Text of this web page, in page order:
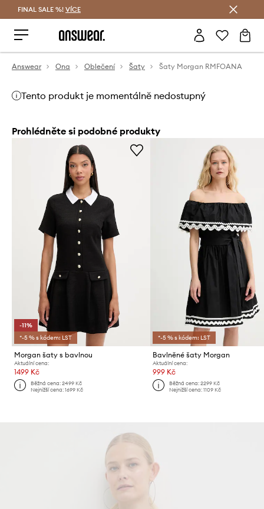
FINAL SALE %! VÍCE
Answear Ona Oblečení Šaty Šaty Morgan RMFOANA
Tento produkt je momentálně nedostupný
Prohlédněte si podobné produkty
-11%
*-5 % s kódem: LST
Morgan šaty s bavlnou
Aktuální cena:
1499 Kč
Běžná cena:2499 Kč
Nejnižší cena:1699 Kč
*-5 % s kódem: LST
Bavlněné šaty Morgan
Aktuální cena:
999 Kč
Běžná cena: 2299 Kč
Nejnižší cena: 1109 Kč